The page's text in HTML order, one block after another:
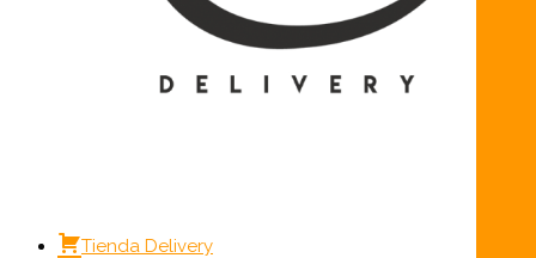
Menú
Tienda Delivery